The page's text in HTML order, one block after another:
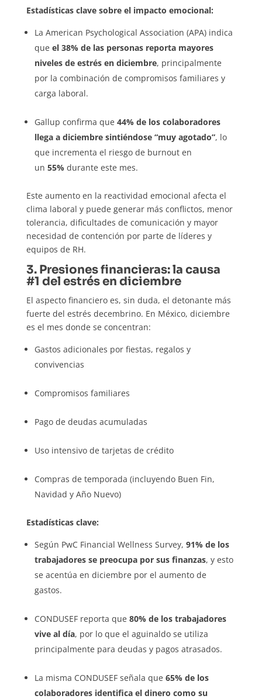
Estadísticas clave sobre el impacto emocional:
La American Psychological Association (APA) indica
que el 38% de las personas reporta mayores
niveles de estrés en diciembre, principalmente
por la combinación de compromisos familiares y
carga laboral.
Gallup confirma que 44% de los colaboradores
llega a diciembre sintiéndose “muy agotado”, lo
que incrementa el riesgo de burnout en
un 55%durante este mes.
Este aumento en la reactividad emocional afecta el
clima laboral y puede generar más conflictos, menor
tolerancia, dificultades de comunicación y mayor
necesidad de contención por parte de líderes y
equipos de RH.
3. Presiones financieras: la causa
#1 del estrés en diciembre
El aspecto financiero es, sin duda, el detonante más
fuerte del estrés decembrino. En México, diciembre
es el mes donde se concentran:
Gastos adicionales por fiestas, regalos y
convivencias
Compromisos familiares
Pago de deudas acumuladas
Uso intensivo de tarjetas de crédito
Compras de temporada (incluyendo Buen Fin,
Navidad y Año Nuevo)
Estadísticas clave:
Según PwC Financial Wellness Survey, 91% de los
trabajadores se preocupa por sus finanzas, y esto
se acentúa en diciembre por el aumento de
gastos.
CONDUSEF reporta que 80% de los trabajadores
vive al día, por lo que el aguinaldo se utiliza
principalmente para deudas y pagos atrasados.
La misma CONDUSEF señala que 65% de los
colaboradores identifica el dinero como su